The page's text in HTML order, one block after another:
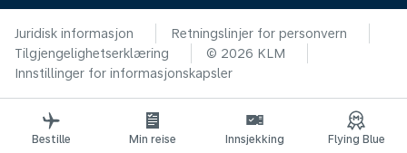
Juridisk informasjon
Retningslinjer for personvern
Tilgjengelighetserklæring
© 2026 KLM
Innstillinger for informasjonskapsler
Bestille Min reise Innsjekking Flying Blue